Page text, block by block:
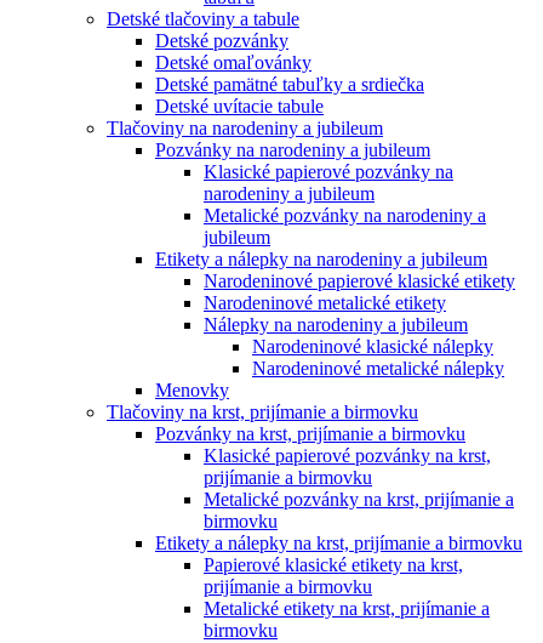
Detské tlačoviny a tabule
Detské pozvánky
Detské omaľovánky
Detské pamätné tabuľky a srdiečka
Detské uvítacie tabule
Tlačoviny na narodeniny a jubileum
Pozvánky na narodeniny a jubileum
Klasické papierové pozvánky na
narodeniny a jubileum
Metalické pozvánky na narodeniny a
jubileum
Etikety a nálepky na narodeniny a jubileum
Narodeninové papierové klasické etikety
Narodeninové metalické etikety
Nálepky na narodeniny a jubileum
Narodeninové klasické nálepky
Narodeninové metalické nálepky
Menovky
Tlačoviny na krst, prijímanie a birmovku
Pozvánky na krst, prijímanie a birmovku
Klasické papierové pozvánky na krst,
prijímanie a birmovku
Metalické pozvánky na krst, prijímanie a
birmovku
Etikety a nálepky na krst, prijímanie a birmovku
Papierové klasické etikety na krst,
prijímanie a birmovku
Metalické etikety na krst, prijímanie a
birmovku